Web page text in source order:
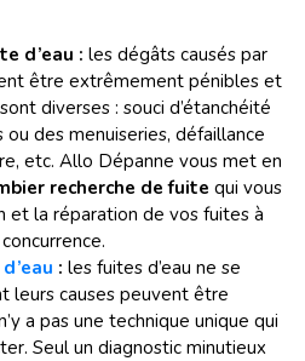
d’eau : les dégâts causés par
être extrêmement pénibles et
diverses : souci d’étanchéité
des menuiseries, défaillance
etc. Allo Dépanne vous met en
recherche de fuite qui vous
et la réparation de vos fuites à
: les fuites d’eau ne se
leurs causes peuvent être
a pas une technique unique qui
Seul un diagnostic minutieux